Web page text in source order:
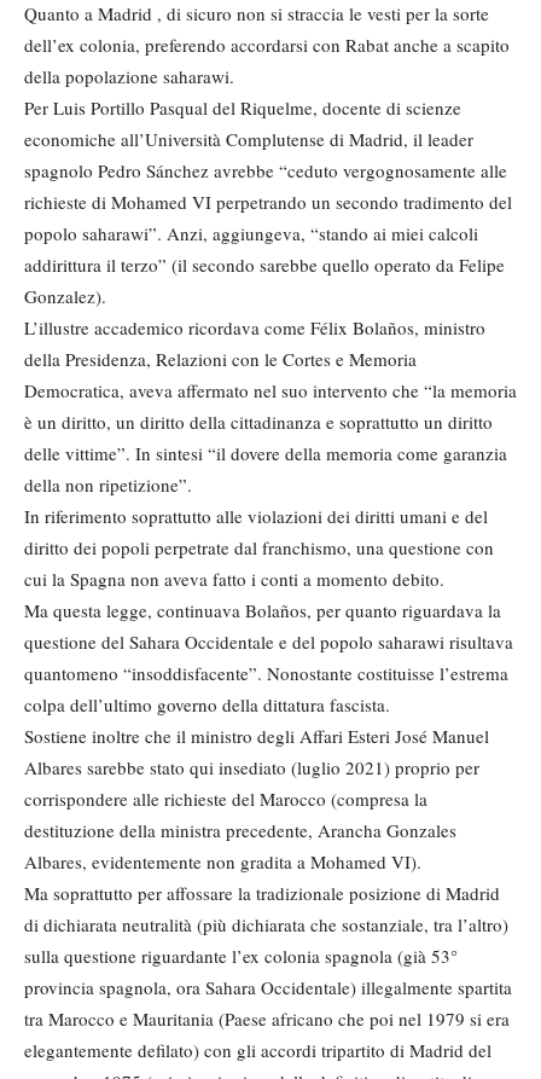
Quanto a Madrid , di sicuro non si straccia le vesti per la sorte
dell’ex colonia, preferendo accordarsi con Rabat anche a scapito
della popolazione saharawi.
Per Luis Portillo Pasqual del Riquelme, docente di scienze
economiche all’Università Complutense di Madrid, il leader
spagnolo Pedro Sánchez avrebbe “ceduto vergognosamente alle
richieste di Mohamed VI perpetrando un secondo tradimento del
popolo saharawi”. Anzi, aggiungeva, “stando ai miei calcoli
addirittura il terzo” (il secondo sarebbe quello operato da Felipe
Gonzalez).
L’illustre accademico ricordava come Félix Bolaños, ministro
della Presidenza, Relazioni con le Cortes e Memoria
Democratica, aveva affermato nel suo intervento che “la memoria
è un diritto, un diritto della cittadinanza e soprattutto un diritto
delle vittime”. In sintesi “il dovere della memoria come garanzia
della non ripetizione”.
In riferimento soprattutto alle violazioni dei diritti umani e del
diritto dei popoli perpetrate dal franchismo, una questione con
cui la Spagna non aveva fatto i conti a momento debito.
Ma questa legge, continuava Bolaños, per quanto riguardava la
questione del Sahara Occidentale e del popolo saharawi risultava
quantomeno “insoddisfacente”. Nonostante costituisse l’estrema
colpa dell’ultimo governo della dittatura fascista.
Sostiene inoltre che il ministro degli Affari Esteri José Manuel
Albares sarebbe stato qui insediato (luglio 2021) proprio per
corrispondere alle richieste del Marocco (compresa la
destituzione della ministra precedente, Arancha Gonzales
Albares, evidentemente non gradita a Mohamed VI).
Ma soprattutto per affossare la tradizionale posizione di Madrid
di dichiarata neutralità (più dichiarata che sostanziale, tra l’altro)
sulla questione riguardante l’ex colonia spagnola (già 53°
provincia spagnola, ora Sahara Occidentale) illegalmente spartita
tra Marocco e Mauritania (Paese africano che poi nel 1979 si era
elegantemente defilato) con gli accordi tripartito di Madrid del